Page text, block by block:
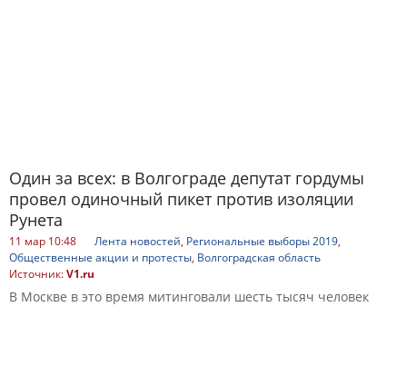
Один за всех: в Волгограде депутат гордумы
провел одиночный пикет против изоляции
Рунета
11 мар 10:48 Лента новостей, Региональные выборы 2019,
Общественные акции и протесты, Волгоградская область
Источник:V1.ru
В Москве в это время митинговали шесть тысяч человек